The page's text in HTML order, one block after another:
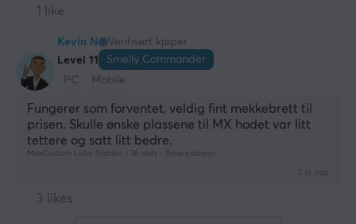
1 like
Kevin N
Verifisert kjøper
Level 11
Smelly Commander
PC
Mobile
Fungerer som forventet, veldig fint mekkebrett til
prisen. Skulle ønske plassene til MX hodet var litt
tettere og satt litt bedre.
MaxCustom Lube Station - 36 slots - Smørestasjon
2 yr. ago
3 likes